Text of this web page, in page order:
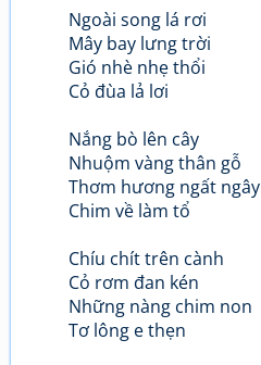
Ngoài song lá rơi
Mây bay lưng trời
Gió nhè nhẹ thổi
Cỏ đùa lả lơi
Nắng bò lên cây
Nhuộm vàng thân gỗ
Thơm hương ngất ngây
Chim về làm tổ
Chíu chít trên cành
Cỏ rơm đan kén
Những nàng chim non
Tơ lông e thẹn